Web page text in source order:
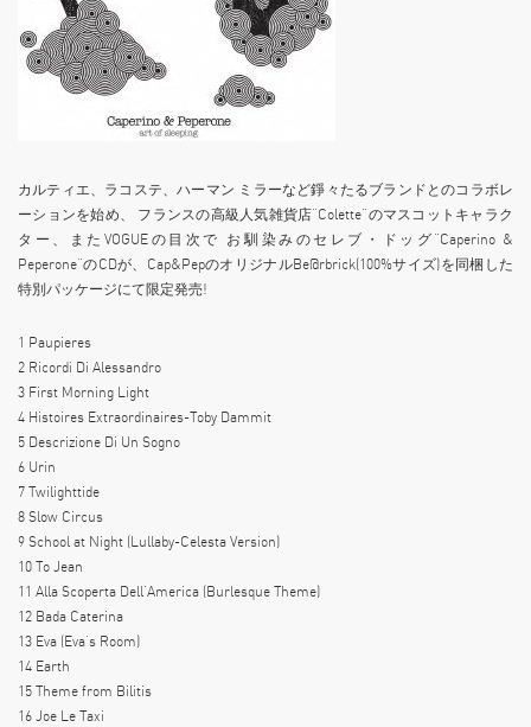
カルティエ、ラコステ、ハーマン ミラーなど錚々たるブランドとのコラボレ
ーションを始め、 フランスの高級人気雑貨店“Colette”のマスコットキャラク
ター、またVOGUEの目次で お馴染みのセレブ・ドッグ“Caperino &
Peperone”のCDが、Cap&PepのオリジナルBe@rbrick(100%サイズ)を同梱した
特別パッケージにて限定発売!
1 Paupieres
2 Ricordi Di Alessandro
3 First Morning Light
4 Histoires Extraordinaires-Toby Dammit
5 Descrizione Di Un Sogno
6 Urin
7 Twilighttide
8 Slow Circus
9 School at Night (Lullaby-Celesta Version)
10 To Jean
11 Alla Scoperta Dell’America (Burlesque Theme)
12 Bada Caterina
13 Eva (Eva’s Room)
14 Earth
15 Theme from Bilitis
16 Joe Le Taxi